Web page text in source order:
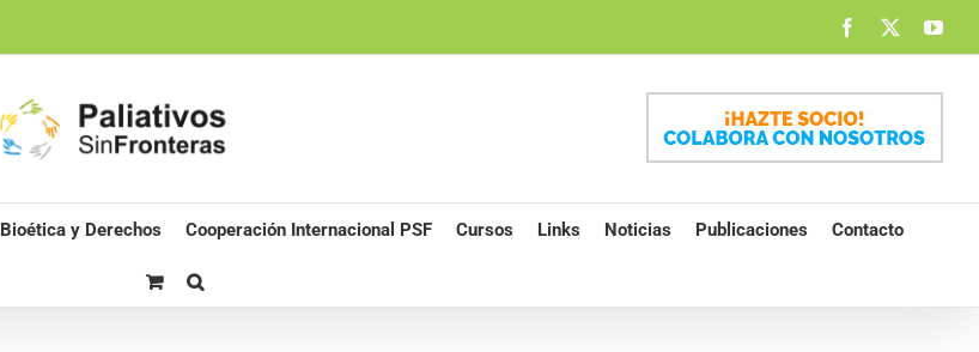
Facebook
Bioética y Derechos Cooperación Internacional PSF Cursos Links Noticias Publicaciones Contacto